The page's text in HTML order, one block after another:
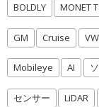
BOLDLY MONET
GM Cruise VW
Mobileye AI
センサー LiDAR